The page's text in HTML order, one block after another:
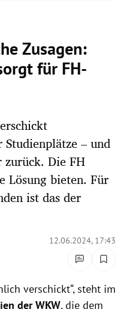
Zusagen:
für FH-
– und
zurück. Die FH
Lösung bieten. Für
ist das der
12.06.2024, 17:43
verschickt“, steht im
der WKW, die dem